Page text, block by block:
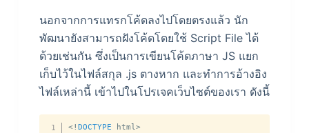
นอกจากการแทรกโค้ดลงไปโดยตรงแล้ว นัก
พัฒนายังสามารถฝังโค้ดโดยใช้ Script File ได้
ด้วยเช่นกัน ซึ่งเป็นการเขียนโค้ดภาษา JS แยก
เก็บไว้ในไฟล์สกุล .js ตางหาก และทำการอ้างอิง
ไฟล์เหล่านี้ เข้าไปในโปรเจคเว็บไซต์ของเรา ดังนี้
< ! DOCTYPE html>